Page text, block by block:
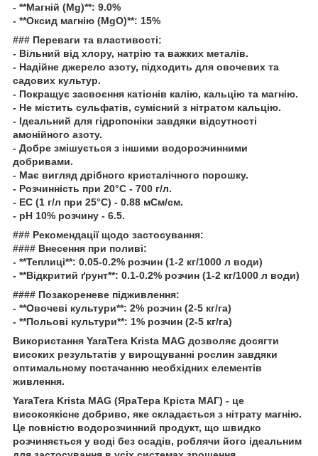
- **Магній (Mg)**: 9.0%
- **Оксид магнію (MgO)**: 15%
### Переваги та властивості:
- Вільний від хлору, натрію та важких металів.
- Надійне джерело азоту, підходить для овочевих та
садових культур.
- Покращує засвоєння катіонів калію, кальцію та магнію.
- Не містить сульфатів, сумісний з нітратом кальцію.
- Ідеальний для гідропоніки завдяки відсутності
амонійного азоту.
- Добре змішується з іншими водорозчинними
добривами.
- Має вигляд дрібного кристалічного порошку.
- Розчинність при 20°С - 700 г/л.
- ЕС (1 г/л при 25°С) - 0.88 мСм/см.
- pH 10% розчину - 6.5.
### Рекомендації щодо застосування:
#### Внесення при поливі:
- **Теплиці**: 0.05-0.2% розчин (1-2 кг/1000 л води)
- **Відкритий ґрунт**: 0.1-0.2% розчин (1-2 кг/1000 л води)
#### Позакореневе підживлення:
- **Овочеві культури**: 2% розчин (2-5 кг/га)
- **Польові культури**: 1% розчин (2-5 кг/га)
Використання YaraTera Krista MAG дозволяє досягти
високих результатів у вирощуванні рослин завдяки
оптимальному постачанню необхідних елементів
живлення.
YaraTera Krista MAG (ЯраТера Кріста МАГ) - це
високоякісне добриво, яке складається з нітрату магнію.
Це повністю водорозчинний продукт, що швидко
розчиняється у воді без осадів, роблячи його ідеальним